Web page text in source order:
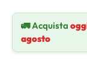
🚛 Acquista
agosto